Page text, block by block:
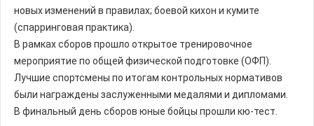
новых изменений в правилах; боевой кихон и кумите
(спарринговая практика).
В рамках сборов прошло открытое тренировочное
мероприятие по общей физической подготовке (ОФП).
Лучшие спортсмены по итогам контрольных нормативов
были награждены заслуженными медалями и дипломами.
В финальный день сборов юные бойцы прошли кю-тест.